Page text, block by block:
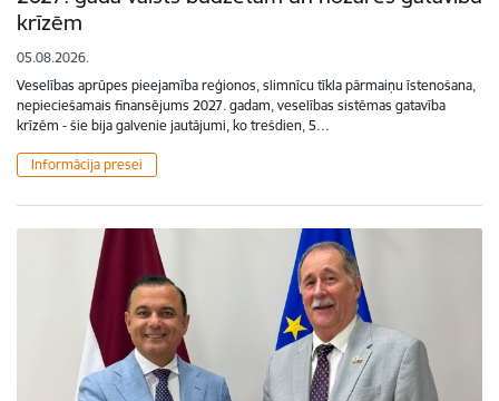
krīzēm
05.08.2026.
Veselības aprūpes pieejamība reģionos, slimnīcu tīkla pārmaiņu īstenošana,
nepieciešamais finansējums 2027. gadam, veselības sistēmas gatavība
krīzēm - šie bija galvenie jautājumi, ko trešdien, 5…
Informācija presei